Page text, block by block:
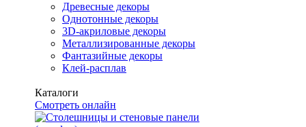
Древесные декоры
Однотонные декоры
3D-акриловые декоры
Металлизированные декоры
Фантазийные декоры
Клей-расплав
Каталоги
Смотреть онлайн